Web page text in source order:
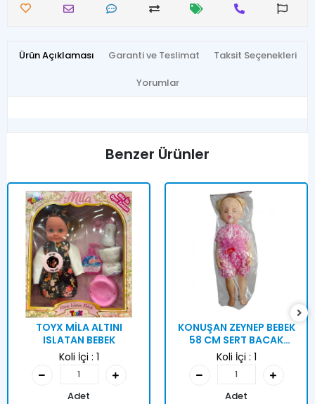
Ürün Açıklaması Garanti ve Teslimat Taksit Seçenekleri
Yorumlar
Benzer Ürünler
TOYX MİLA ALTINI
ISLATAN BEBEK
Koli İçi : 1
Adet
KONUŞAN ZEYNEP BEBEK
58 CM SERT BACAK
KUTULU
Koli İçi : 1
Adet